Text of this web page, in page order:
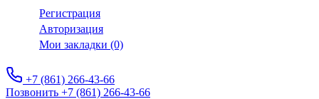
Регистрация
Авторизация
Мои закладки (0)
+7 (861) 266-43-66
Позвонить +7 (861) 266-43-66